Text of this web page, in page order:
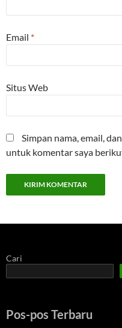
Email *
Situs Web
Simpan nama, email,
untuk komentar saya
Cari
Pos-pos Terbaru